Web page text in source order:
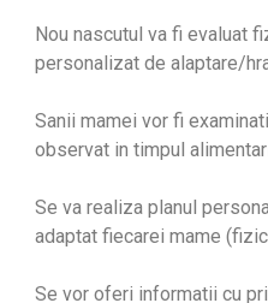
Nou nascutul va fi evaluat
personalizat de alaptare/
Sanii mamei vor fi
observat in timpul
Se va realiza planul
adaptat fiecarei mame
Se vor oferi informatii cu